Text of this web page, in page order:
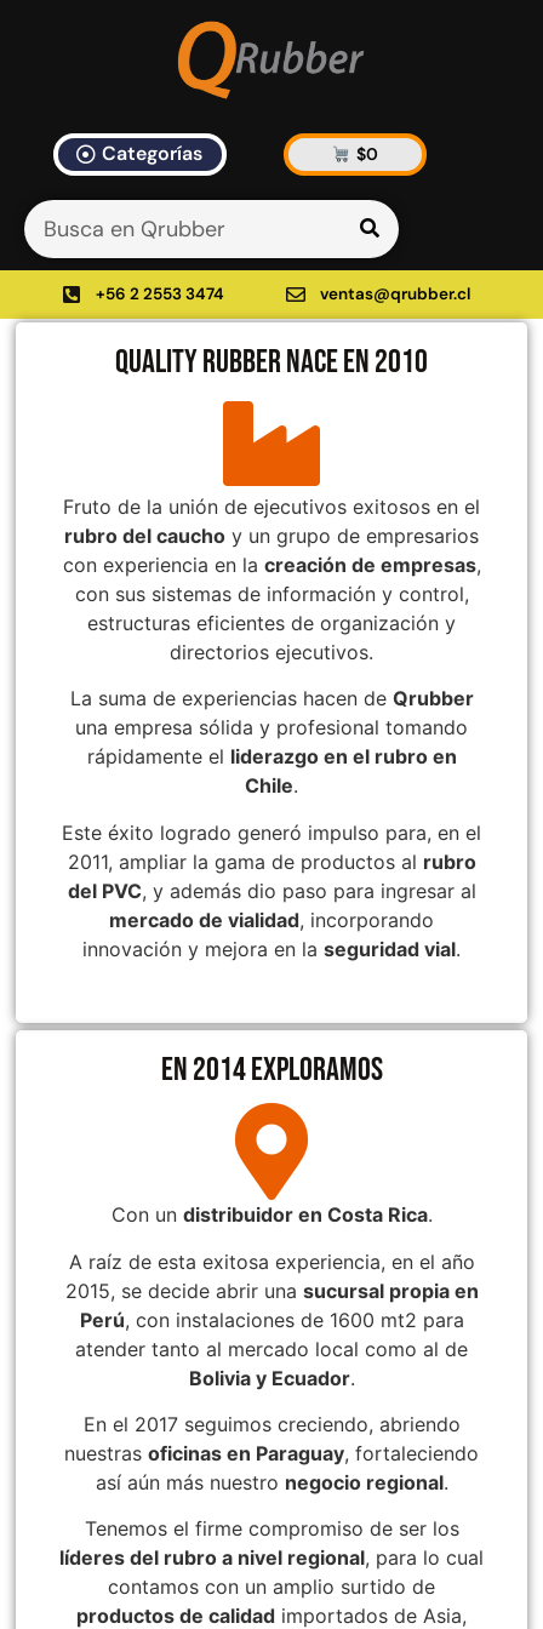
Categorías $0
+56 2 2553 3474 ventas@qrubber.cl
Quality Rubber nace en 2010
Fruto de la unión de ejecutivos exitosos en el
rubro del caucho y un grupo de empresarios
con experiencia en la creación de empresas,
con sus sistemas de información y control,
estructuras eficientes de organización y
directorios ejecutivos.
La suma de experiencias hacen de Qrubber
una empresa sólida y profesional tomando
rápidamente el liderazgo en el rubro en
Chile.
Este éxito logrado generó impulso para, en el
2011, ampliar la gama de productos al rubro
del PVC, y además dio paso para ingresar al
mercado de vialidad, incorporando
innovación y mejora en la seguridad vial.
En 2014 exploramos
Con un distribuidor en Costa Rica.
A raíz de esta exitosa experiencia, en el año
2015, se decide abrir una sucursal propia en
Perú, con instalaciones de 1600 mt2 para
atender tanto al mercado local como al de
Bolivia y Ecuador.
En el 2017 seguimos creciendo, abriendo
nuestras oficinas en Paraguay, fortaleciendo
así aún más nuestro negocio regional.
Tenemos el firme compromiso de ser los
líderes del rubro a nivel regional, para lo cual
contamos con un amplio surtido de
productos de calidad importados de Asia,
Artículos Blog
535 results found in 11ms
Filtrar
Productos
carga 10ton
$22.711.412
$11.790.000
QplayGround
$5.926.486
4.859.984
Leer más
50%
$9.558.557
Agregar al carrito